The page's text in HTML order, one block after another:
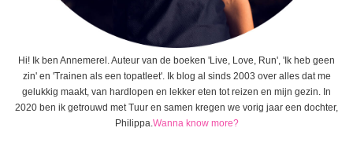
Hi! Ik ben Annemerel. Auteur van de boeken 'Live, Love, Run', 'Ik heb geen
zin' en 'Trainen als een topatleet'. Ik blog al sinds 2003 over alles dat me
gelukkig maakt, van hardlopen en lekker eten tot reizen en mijn gezin. In
2020 ben ik getrouwd met Tuur en samen kregen we vorig jaar een dochter,
Philippa.Wanna know more?